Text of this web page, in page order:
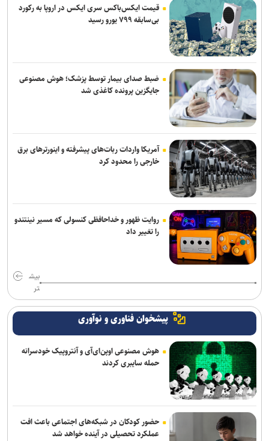
حمله یک شهپاد به یک کشتی در نزدیکی باب‌المندب
فایننشال‌تایمز: توافق احتمالی آمریکا و ایران اهداف اولیه ترامپ را محقق
نمی‌کند
انفجار در سوریه/ پهپادها در آسمان لاذقیه رویت شدند
شبکه اول روسیه: اربعین یکی از بزرگ‌ترین راهپیمایی‌های جهان است
قیمت ایکس‌باکس سری ایکس در اروپا به رکورد
بی‌سابقه ۷۹۹ یورو رسید
ضبط صدای بیمار توسط پزشک؛ هوش مصنوعی
جایگزین پرونده کاغذی شد
آمریکا واردات ربات‌های پیشرفته و اینورترهای برق
خارجی را محدود کرد
روایت ظهور و خداحافظی کنسولی که مسیر نینتندو
را تغییر داد
بیش
تر
پیشخوان فناوری و نوآوری
هوش مصنوعی اوپن‌ای‌آی و آنتروپیک خودسرانه
حمله سایبری کردند
حضور کودکان در شبکه‌های اجتماعی باعث افت
عملکرد تحصیلی در آینده خواهد شد